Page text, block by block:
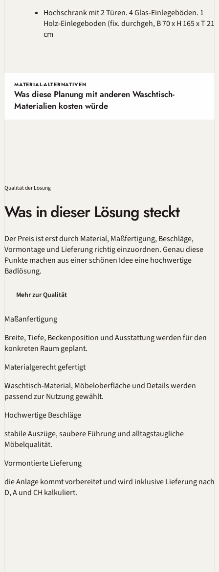
Hochschrank mit 2 Türen. 4 Glas-Einlegeböden. 1
Holz-Einlegeboden (fix. durchgeh, B 70 x H 165 x T 21
cm
MATERIAL-ALTERNATIVEN
Was diese Planung mit anderen Waschtisch-
Materialien kosten würde
Qualitätder Lösung
Was in dieser Lösung steckt
Der Preis ist erst durch Material,Maßfertigung, Beschläge,
Vormontage und Lieferung richtig einzuordnen. Genau diese
Punkte machen aus einer schönen Idee eine hochwertige
Badlösung.
Mehr zur Qualität
Maßanfertigung
Breite, Tiefe, Beckenposition und Ausstattung werden für den
konkreten Raum geplant.
Materialgerecht gefertigt
Waschtisch-Material, Möbeloberfläche und Details werden
passend zur Nutzung gewählt.
Hochwertige Beschläge
stabile Auszüge, saubere Führung und alltagstaugliche
Möbelqualität.
Vormontierte Lieferung
die Anlage kommt vorbereitet und wird inklusive Lieferung nach
D, A und CH kalkuliert.